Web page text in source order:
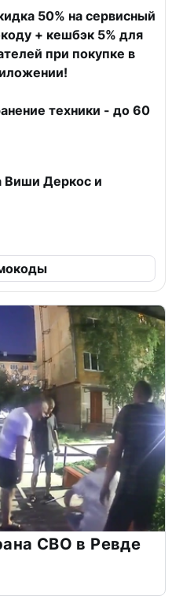
50% на сервисный
+ кешбэк 5% для
при покупке в
техники - до 60
Виши Деркос и
СВО в Ревде